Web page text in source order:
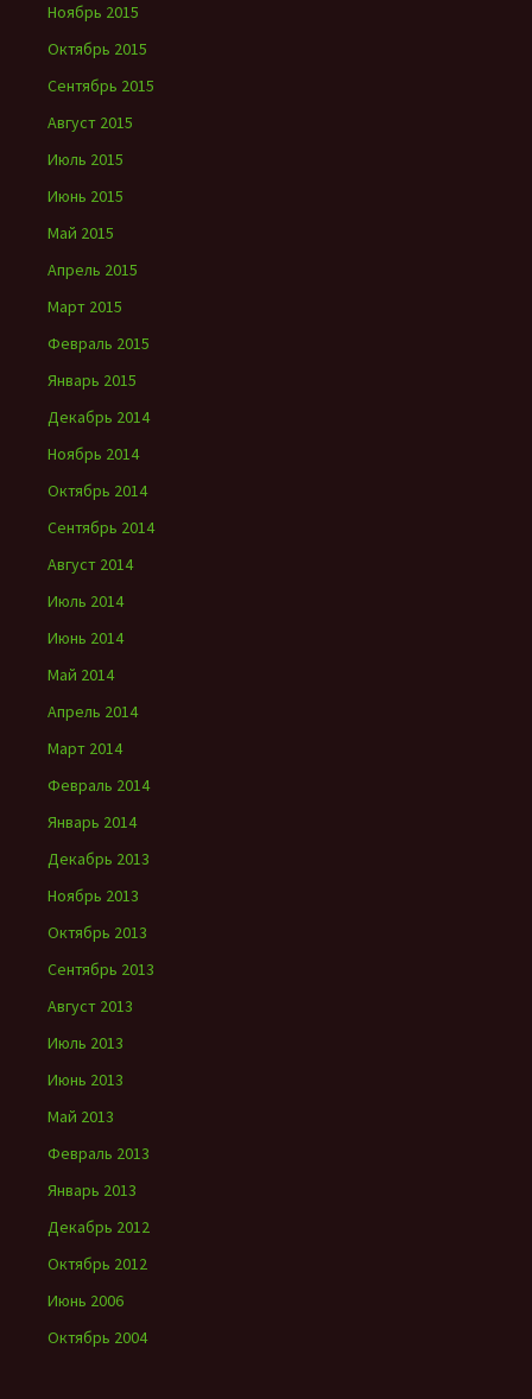
Ноябрь 2015
Октябрь 2015
Сентябрь 2015
Август 2015
Июль 2015
Июнь 2015
Май 2015
Апрель 2015
Март 2015
Февраль 2015
Январь 2015
Декабрь 2014
Ноябрь 2014
Октябрь 2014
Сентябрь 2014
Август 2014
Июль 2014
Июнь 2014
Май 2014
Апрель 2014
Март 2014
Февраль 2014
Январь 2014
Декабрь 2013
Ноябрь 2013
Октябрь 2013
Сентябрь 2013
Август 2013
Июль 2013
Июнь 2013
Май 2013
Февраль 2013
Январь 2013
Декабрь 2012
Октябрь 2012
Июнь 2006
Октябрь 2004